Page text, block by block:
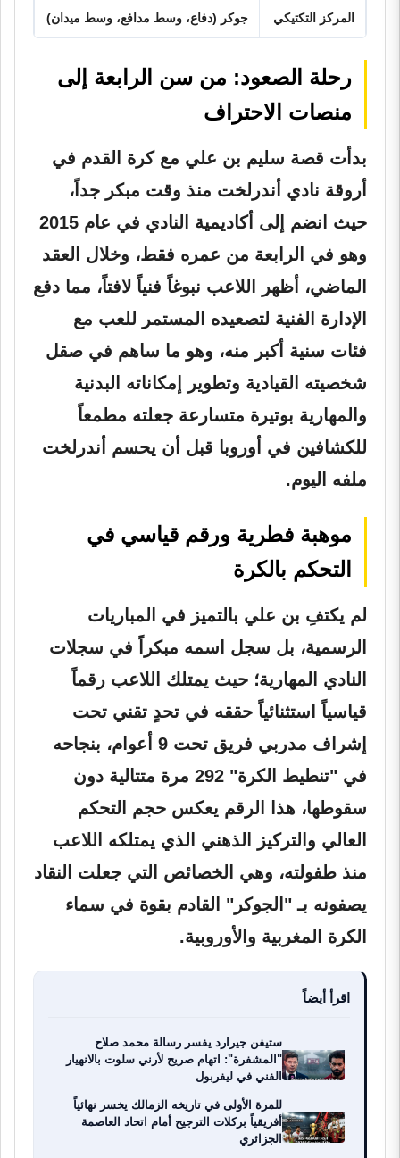
المركز التكتيكي جوكر (دفاع، وسط مدافع، وسط ميدان)
رحلة الصعود: من سن الرابعة إلى
منصات الاحتراف
بدأت قصة سليم بن علي مع كرة القدم في
أروقة نادي أندرلخت منذ وقت مبكر جداً،
حيث انضم إلى أكاديمية النادي في عام 2015
وهو في الرابعة من عمره فقط، وخلال العقد
الماضي، أظهر اللاعب نبوغاً فنياً لافتاً، مما دفع
الإدارة الفنية لتصعيده المستمر للعب مع
فئات سنية أكبر منه، وهو ما ساهم في صقل
شخصيته القيادية وتطوير إمكاناته البدنية
والمهارية بوتيرة متسارعة جعلته مطمعاً
للكشافين في أوروبا قبل أن يحسم أندرلخت
ملفه اليوم.
موهبة فطرية ورقم قياسي في
التحكم بالكرة
لم يكتفِ بن علي بالتميز في المباريات
الرسمية، بل سجل اسمه مبكراً في سجلات
النادي المهارية؛ حيث يمتلك اللاعب رقماً
قياسياً استثنائياً حققه في تحدٍ تقني تحت
إشراف مدربي فريق تحت 9 أعوام، بنجاحه
في "تنطيط الكرة" 292 مرة متتالية دون
سقوطها، هذا الرقم يعكس حجم التحكم
العالي والتركيز الذهني الذي يمتلكه اللاعب
منذ طفولته، وهي الخصائص التي جعلت النقاد
يصفونه بـ "الجوكر" القادم بقوة في سماء
الكرة المغربية والأوروبية.
اقرأ أيضاً
ستيفن جيرارد يفسر رسالة محمد صلاح
"المشفرة": اتهام صريح لأرني سلوت بالانهيار
الفني في ليفربول
للمرة الأولى في تاريخه الزمالك يخسر نهائياً
أفريقياً بركلات الترجيح أمام اتحاد العاصمة
الجزائري